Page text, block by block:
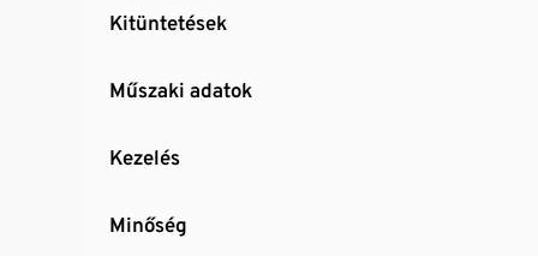
Kitüntetések
Műszaki adatok
Kezelés
Minőség